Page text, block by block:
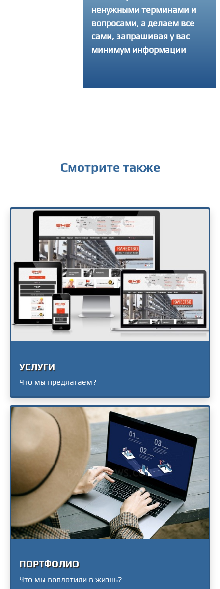
ненужными терминами и в любое время и
интересующий
получить
Смотрите также
УСЛУГИ
Что мы предлагаем?
ПОРТФОЛИО
Что мы воплотили в жизнь?